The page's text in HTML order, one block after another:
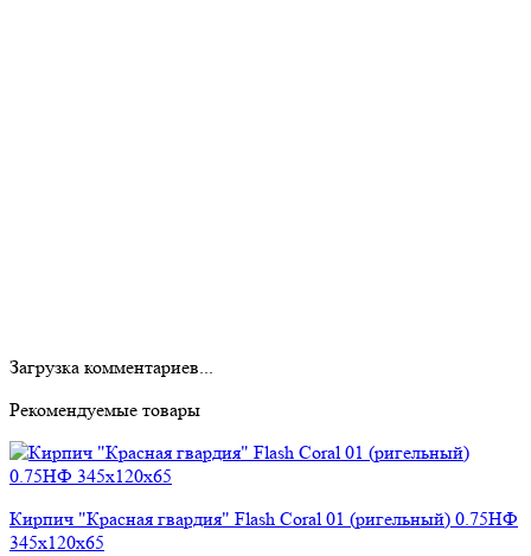
Загрузка комментариев...
Рекомендуемые товары
Кирпич "Красная гвардия" Flash Coral 01 (ригельный) 0.75НФ
345x120x65